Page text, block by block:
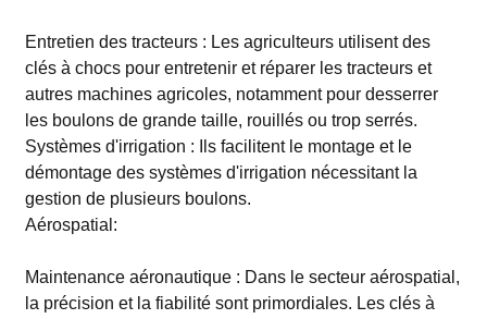
Entretien des tracteurs : Les agriculteurs utilisent des
clés à chocs pour entretenir et réparer les tracteurs et
autres machines agricoles, notamment pour desserrer
les boulons de grande taille, rouillés ou trop serrés.
Systèmes d'irrigation : Ils facilitent le montage et le
démontage des systèmes d'irrigation nécessitant la
gestion de plusieurs boulons.
Aérospatial:
Maintenance aéronautique : Dans le secteur aérospatial,
la précision et la fiabilité sont primordiales. Les clés à